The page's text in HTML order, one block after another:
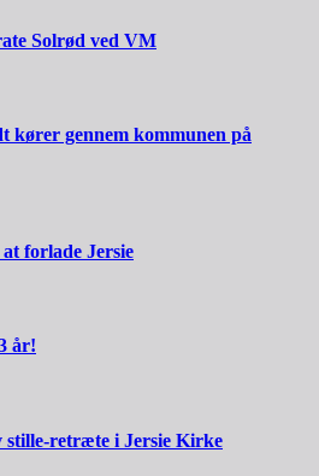
Solrød ved VM
kører gennem kommunen på
forlade Jersie
år!
stille-retræte i Jersie Kirke